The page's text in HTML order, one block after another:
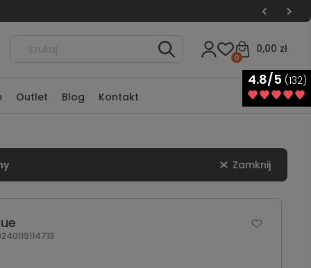
0,00 zł
0
Outlet Blog Kontakt
Zamknij
4.8/5 (132)